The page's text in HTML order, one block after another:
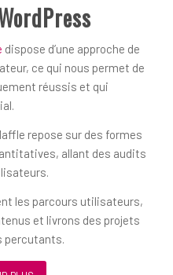
dispose d’une approche de
ce qui nous permet de
réussis et qui
repose sur des formes
allant des audits
les parcours utilisateurs,
et livrons des projets
percutants.